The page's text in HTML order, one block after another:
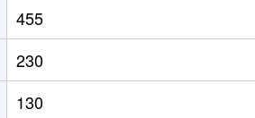
455
230
130